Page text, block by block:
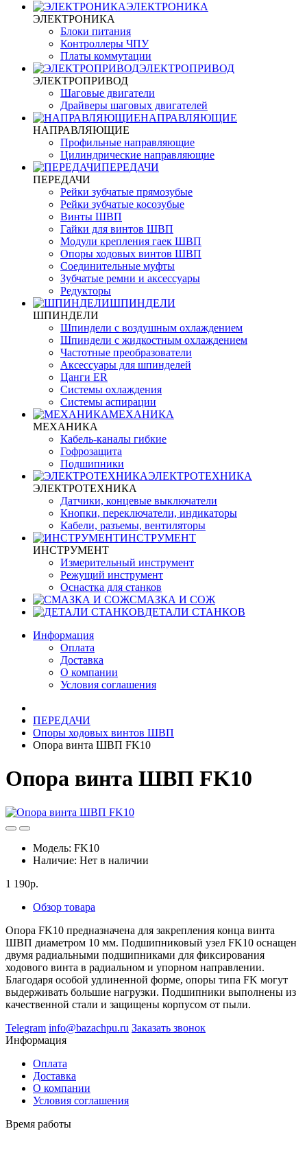
ЭЛЕКТРОНИКА
ЭЛЕКТРОНИКА
Блоки питания
Контроллеры ЧПУ
Платы коммутации
ЭЛЕКТРОПРИВОД
ЭЛЕКТРОПРИВОД
Шаговые двигатели
Драйверы шаговых двигателей
НАПРАВЛЯЮЩИЕ
НАПРАВЛЯЮЩИЕ
Профильные направляющие
Цилиндрические направляющие
ПЕРЕДАЧИ
ПЕРЕДАЧИ
Рейки зубчатые прямозубые
Рейки зубчатые косозубые
Винты ШВП
Гайки для винтов ШВП
Модули крепления гаек ШВП
Опоры ходовых винтов ШВП
Соединительные муфты
Зубчатые ремни и аксессуары
Редукторы
ШПИНДЕЛИ
ШПИНДЕЛИ
Шпиндели с воздушным охлаждением
Шпиндели с жидкостным охлаждением
Частотные преобразователи
Аксессуары для шпинделей
Цанги ER
Системы охлаждения
Системы аспирации
МЕХАНИКА
МЕХАНИКА
Кабель-каналы гибкие
Гофрозащита
Подшипники
ЭЛЕКТРОТЕХНИКА
ЭЛЕКТРОТЕХНИКА
Датчики, концевые выключатели
Кнопки, переключатели, индикаторы
Кабели, разъемы, вентиляторы
ИНСТРУМЕНТ
ИНСТРУМЕНТ
Измерительный инструмент
Режущий инструмент
Оснастка для станков
СМАЗКА И СОЖ
ДЕТАЛИ СТАНКОВ
Информация
Оплата
Доставка
О компании
Условия соглашения
ПЕРЕДАЧИ
Опоры ходовых винтов ШВП
Опора винта ШВП FK10
Опора винта ШВП FK10
Модель: FK10
Наличие: Нет в наличии
1 190р.
Обзор товара
Опора FK10 предназначена для закрепления конца винта
ШВП диаметром 10 мм. Подшипниковый узел FK10 оснащен
двумя радиальными подшипниками для фиксирования
ходового винта в радиальном и упорном направлении.
Благодаря особой удлиненной форме, опоры типа FK могут
выдерживать большие нагрузки. Подшипники выполнены из
качественной стали и защищены корпусом от пыли.
Telegram info@bazachpu.ru Заказать звонок
Информация
Оплата
Доставка
О компании
Условия соглашения
Время работы